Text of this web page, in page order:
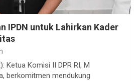
IPDN untuk Lahirkan Kader
Ketua Komisi II DPR RI, M
berkomitmen mendukung